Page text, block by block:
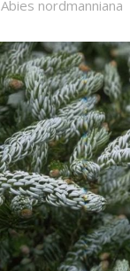
Abies nordmanniana